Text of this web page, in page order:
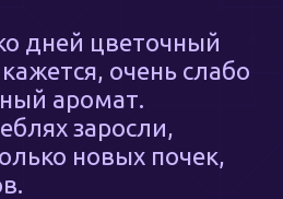
дней цветочный
очень слабо
аромат.
заросли,
новых почек,